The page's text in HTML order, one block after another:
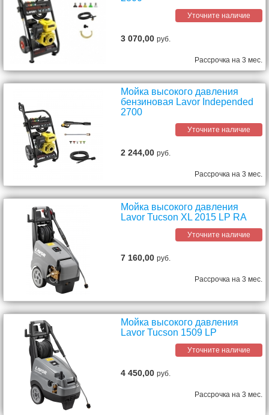
Уточните наличие
3 070,00руб.
Рассрочка на 3 мес.
Мойка высокого давления
бензиновая Lavor Independed
2700
Уточните наличие
2 244,00руб.
Рассрочка на 3 мес.
Мойка высокого давления
Lavor Tucson XL 2015 LP RA
Уточните наличие
7 160,00руб.
Рассрочка на 3 мес.
Мойка высокого давления
Lavor Tucson 1509 LP
Уточните наличие
4 450,00руб.
Рассрочка на 3 мес.